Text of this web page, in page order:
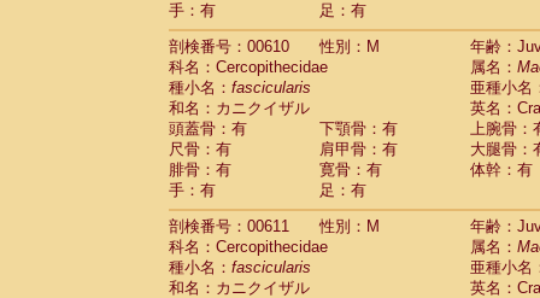
手：有
足：有
剖検番号：00610
性別：M
年齢：
科名：Cercopithecidae
属名：
種小名： fascicularis
亜種小名
和名：カニクイザル
英名：
頭蓋骨：有
下顎骨：有
上腕骨：
尺骨：有
肩甲骨：有
大腿骨：
腓骨：有
寛骨：有
体幹：有
手：有
足：有
剖検番号：00611
性別：M
年齢：
科名：Cercopithecidae
属名：
種小名： fascicularis
亜種小名
和名：カニクイザル
英名：